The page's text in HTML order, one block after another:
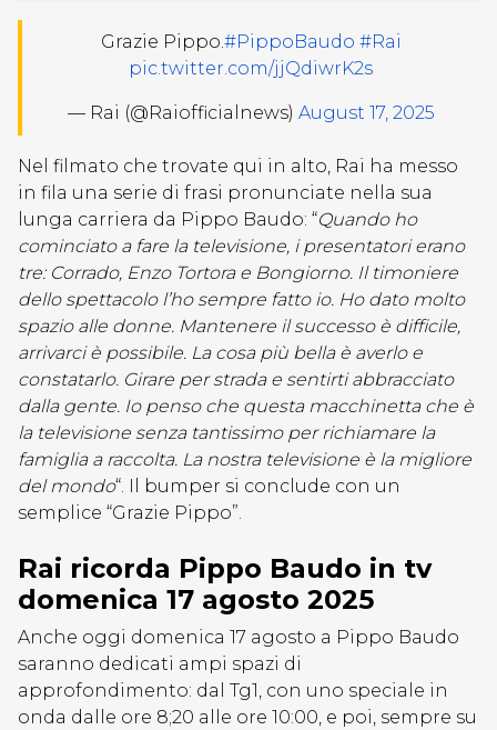
Grazie Pippo.#PippoBaudo #Rai
pic.twitter.com/jjQdiwrK2s
— Rai (@Raiofficialnews) August 17, 2025
Nel filmato che trovate qui in alto, Rai ha messo
in fila una serie di frasi pronunciate nella sua
lunga carriera da Pippo Baudo: “Quando ho
cominciato a fare la televisione, i presentatori erano
tre: Corrado, Enzo Tortora e Bongiorno. Il timoniere
dello spettacolo l’ho sempre fatto io. Ho dato molto
spazio alle donne. Mantenere il successo è difficile,
arrivarci è possibile. La cosa più bella è averlo e
constatarlo. Girare per strada e sentirti abbracciato
dalla gente. Io penso che questa macchinetta che è
la televisione senza tantissimo per richiamare la
famiglia a raccolta. La nostra televisione è la migliore
del mondo“. Il bumper si conclude con un
semplice “Grazie Pippo”.
Rai ricorda Pippo Baudo in tv
domenica 17 agosto 2025
Anche oggi domenica 17 agosto a Pippo Baudo
saranno dedicati ampi spazi di
approfondimento: dal Tg1, con uno speciale in
onda dalle ore 8;20 alle ore 10:00, e poi, sempre su